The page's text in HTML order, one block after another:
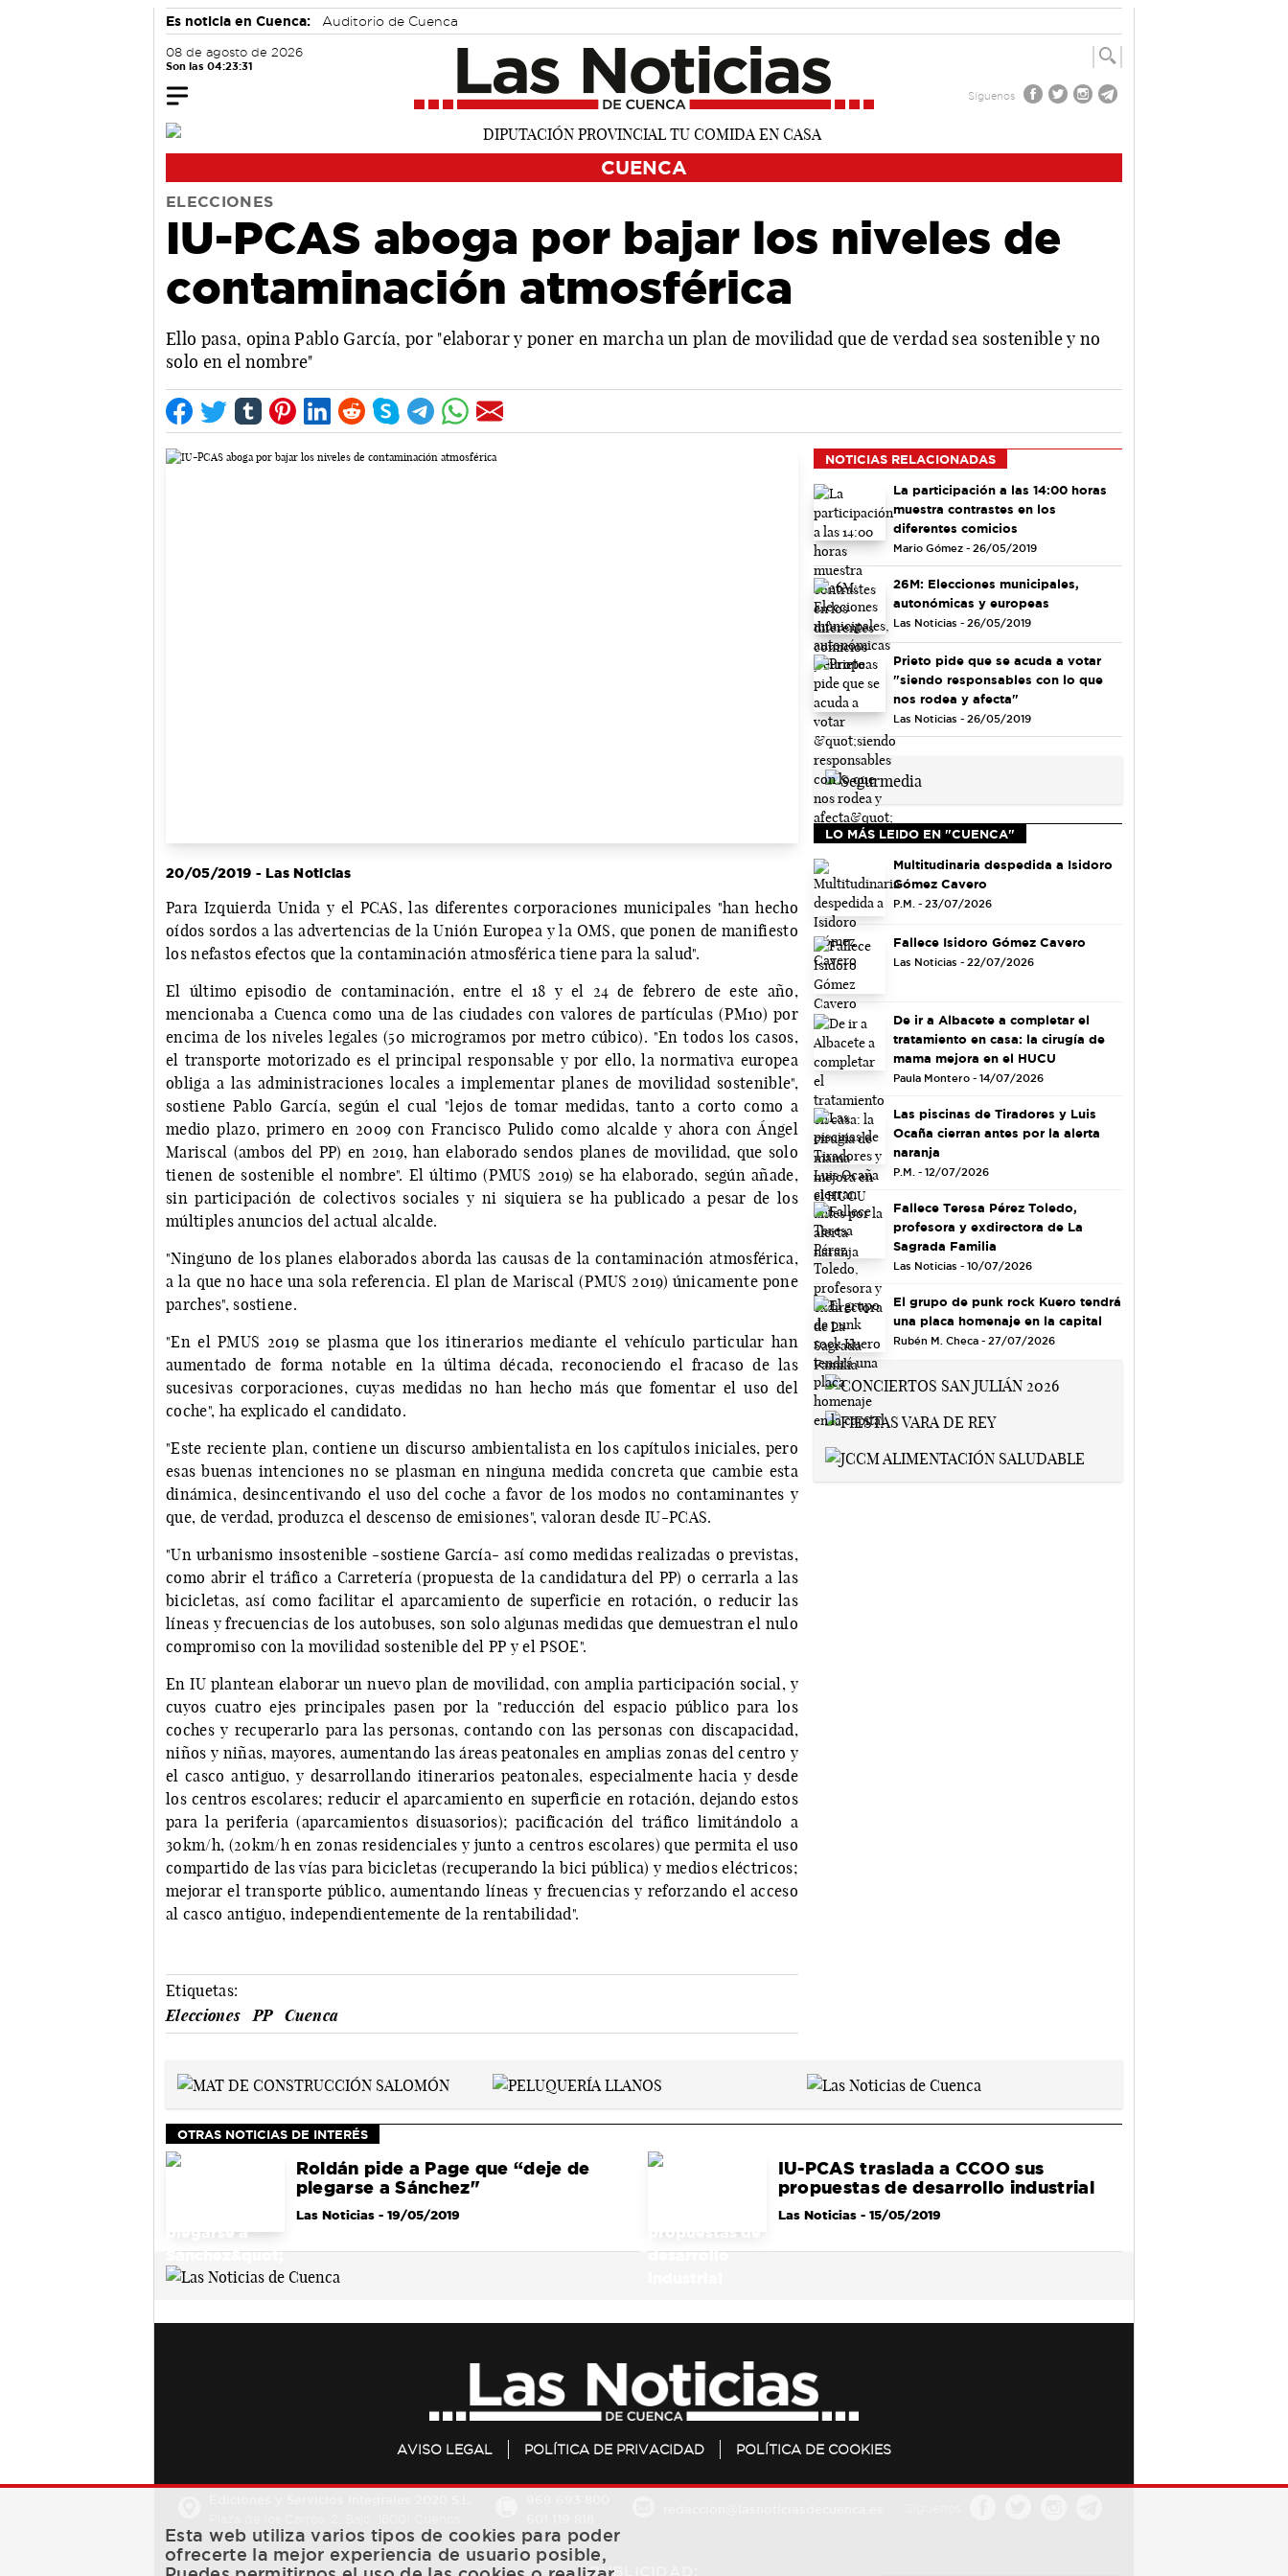
Es noticia en Cuenca: Auditorio de Cuenca
08 de agosto de 2026
Son las 04:23:32
Síguenos
CUENCA
ELECCIONES
IU-PCAS aboga por bajar los niveles de
contaminación atmosférica
Ello pasa, opina Pablo García, por "elaborar y poner en marcha un plan de movilidad que de verdad sea sostenible y no
solo en el nombre"
20/05/2019 - Las Noticias
Para Izquierda Unida y el PCAS, las diferentes corporaciones municipales "han hecho
oídos sordos a las advertencias de la Unión Europea y la OMS, que ponen de manifiesto
los nefastos efectos que la contaminación atmosférica tiene para la salud".
El último episodio de contaminación, entre el 18 y el 24 de febrero de este año,
mencionaba a Cuenca como una de las ciudades con valores de partículas (PM10) por
encima de los niveles legales (50 microgramos por metro cúbico). "En todos los casos,
el transporte motorizado es el principal responsable y por ello, la normativa europea
obliga a las administraciones locales a implementar planes de movilidad sostenible",
sostiene Pablo García, según el cual "lejos de tomar medidas, tanto a corto como a
medio plazo, primero en 2009 con Francisco Pulido como alcalde y ahora con Ángel
Mariscal (ambos del PP) en 2019, han elaborado sendos planes de movilidad, que solo
tienen de sostenible el nombre". El último (PMUS 2019) se ha elaborado, según añade,
sin participación de colectivos sociales y ni siquiera se ha publicado a pesar de los
múltiples anuncios del actual alcalde.
"Ninguno de los planes elaborados aborda las causas de la contaminación atmosférica,
a la que no hace una sola referencia. El plan de Mariscal (PMUS 2019) únicamente pone
parches", sostiene.
"En el PMUS 2019 se plasma que los itinerarios mediante el vehículo particular han
aumentado de forma notable en la última década, reconociendo el fracaso de las
sucesivas corporaciones, cuyas medidas no han hecho más que fomentar el uso del
coche", ha explicado el candidato.
"Este reciente plan, contiene un discurso ambientalista en los capítulos iniciales, pero
esas buenas intenciones no se plasman en ninguna medida concreta que cambie esta
dinámica, desincentivando el uso del coche a favor de los modos no contaminantes y
que, de verdad, produzca el descenso de emisiones", valoran desde IU-PCAS.
"Un urbanismo insostenible -sostiene García- así como medidas realizadas o previstas,
como abrir el tráfico a Carretería (propuesta de la candidatura del PP) o cerrarla a las
bicicletas, así como facilitar el aparcamiento de superficie en rotación, o reducir las
líneas y frecuencias de los autobuses, son solo algunas medidas que demuestran el nulo
compromiso con la movilidad sostenible del PP y el PSOE".
En IU plantean elaborar un nuevo plan de movilidad, con amplia participación social, y
cuyos cuatro ejes principales pasen por la "reducción del espacio público para los
coches y recuperarlo para las personas, contando con las personas con discapacidad,
niños y niñas, mayores, aumentando las áreas peatonales en amplias zonas del centro y
el casco antiguo, y desarrollando itinerarios peatonales, especialmente hacia y desde
los centros escolares; reducir el aparcamiento en superficie en rotación, dejando estos
para la periferia (aparcamientos disuasorios); pacificación del tráfico limitándolo a
30km/h, (20km/h en zonas residenciales y junto a centros escolares) que permita el uso
compartido de las vías para bicicletas (recuperando la bici pública) y medios eléctricos;
mejorar el transporte público, aumentando líneas y frecuencias y reforzando el acceso
al casco antiguo, independientemente de la rentabilidad".
Etiquetas:
Elecciones
PP Cuenca
NOTICIAS RELACIONADAS
La participación a las 14:00 horas
muestra contrastes en los
diferentes comicios
Mario Gómez - 26/05/2019
26M: Elecciones municipales,
autonómicas y europeas
Las Noticias - 26/05/2019
Prieto pide que se acuda a votar
"siendo responsables con lo que
nos rodea y afecta"
Las Noticias - 26/05/2019
LO MÁS LEIDO EN "CUENCA"
Multitudinaria despedida a Isidoro
Gómez Cavero
P.M. - 23/07/2026
Fallece Isidoro Gómez Cavero
Las Noticias - 22/07/2026
De ir a Albacete a completar el
tratamiento en casa: la cirugía de
mama mejora en el HUCU
Paula Montero - 14/07/2026
Las piscinas de Tiradores y Luis
Ocaña cierran antes por la alerta
naranja
P.M. - 12/07/2026
Fallece Teresa Pérez Toledo,
profesora y exdirectora de La
Sagrada Familia
Las Noticias - 10/07/2026
El grupo de punk rock Kuero tendrá
una placa homenaje en la capital
Rubén M. Checa - 27/07/2026
OTRAS NOTICIAS DE INTERÉS
Roldán pide a Page que “deje de
plegarse a Sánchez"
Las Noticias- 19/05/2019
IU-PCAS traslada a CCOO sus
propuestas de desarrollo industrial
Las Noticias- 15/05/2019
AVISO LEGAL POLÍTICA DE PRIVACIDAD POLÍTICA DE COOKIES
PUBLICIDAD:
Esta web utiliza varios tipos de cookies para poder
ofrecerte la mejor experiencia de usuario posible,